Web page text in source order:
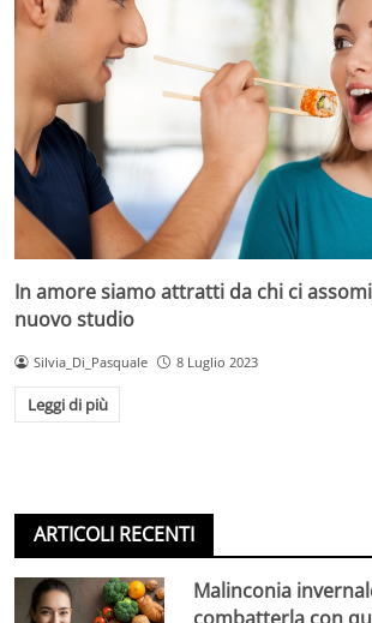
In amore siamo attratti da chi ci
nuovo studio
Silvia_Di_Pasquale 8 Luglio 2023
Leggi di più
ARTICOLI RECENTI
Malinconia